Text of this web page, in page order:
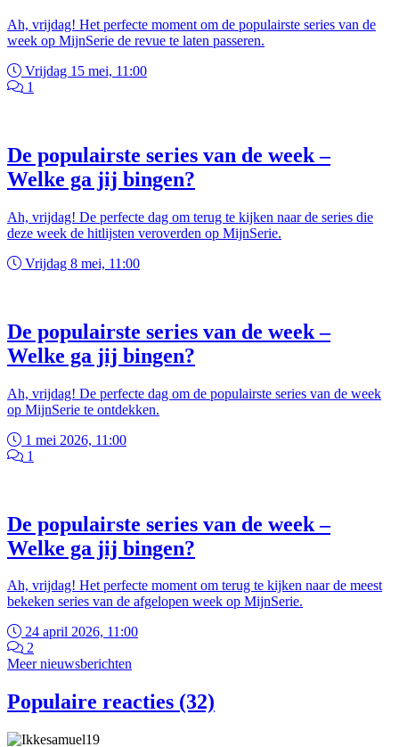
Ah, vrijdag! Het perfecte moment om de populairste series van de
week op MijnSerie de revue te laten passeren.
Vrijdag 15 mei, 11:00
1
De populairste series van de week –
Welke ga jij bingen?
Ah, vrijdag! De perfecte dag om terug te kijken naar de series die
deze week de hitlijsten veroverden op MijnSerie.
Vrijdag 8 mei, 11:00
De populairste series van de week –
Welke ga jij bingen?
Ah, vrijdag! De perfecte dag om de populairste series van de week
op MijnSerie te ontdekken.
1 mei 2026, 11:00
1
De populairste series van de week –
Welke ga jij bingen?
Ah, vrijdag! Het perfecte moment om terug te kijken naar de meest
bekeken series van de afgelopen week op MijnSerie.
24 april 2026, 11:00
2
Meer nieuwsberichten
Populaire reacties (32)